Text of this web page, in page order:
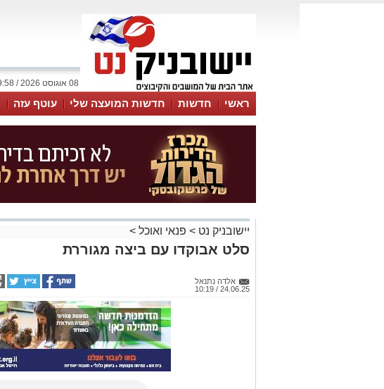
08 אוגוסט 2026 / 19:58
ראשי חדשות חדשות המועצה שלי עוטף עזה
אינדקס עסקים
לוח טיפים והמלצות
יישובניק נט > פנאי ואוכל >
סלט אבוקדו עם ביצה מגוררת
אלדה נתנאל
24.06.25 / 10:19